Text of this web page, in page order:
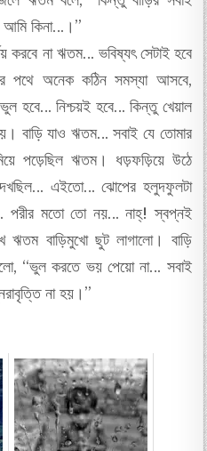
কিনা…।”
করবে না ঋতম… ভবিষ্যৎ সেটাই হবে
পথে অনেক কঠিন সমস্যা আসবে,
ভুল হবে… নিশ্চয়ই হবে… কিন্তু খেয়াল
বাড়ি যাও ঋতম… সবাই যে তোমার
পড়েছিল ঋতম। ধড়ফড়িয়ে উঠে
এইতো… ঝোপের হলুদফুলটা
পরীর মতো তো নয়… নাহ্! স্বপ্নই
ঋতম বাড়িমুখো ছুট লাগালো। বাড়ি
“ভুল করতে ভয় পেয়ো না… সবাই
না হয়।”